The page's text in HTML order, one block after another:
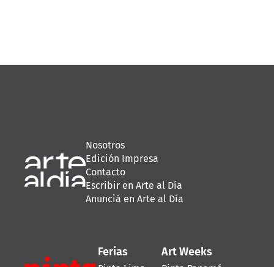
Nosotros
Edición Impresa
Contacto
Escribir en Arte al Día
Anunciá en Arte al Día
Ferias Art Weeks